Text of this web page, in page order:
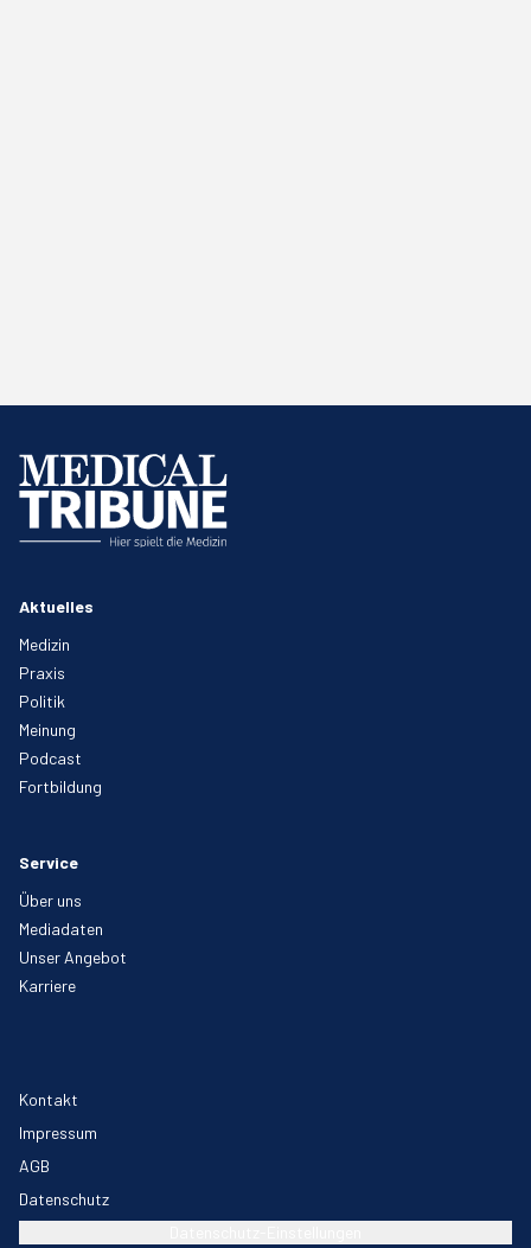
Aktuelles
Medizin
Praxis
Politik
Meinung
Podcast
Fortbildung
Service
Über uns
Mediadaten
Unser Angebot
Karriere
Kontakt
Impressum
AGB
Datenschutz